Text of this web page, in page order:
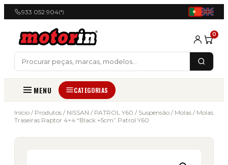
933 052 904(*)
0
MENU CATEGORIAS
Início / Produtos / NISSAN / PATROL Y60 / Suspensão / Molas / Molas
Traseiras Raptor 4×4 “Black +5cm” Patrol Y60